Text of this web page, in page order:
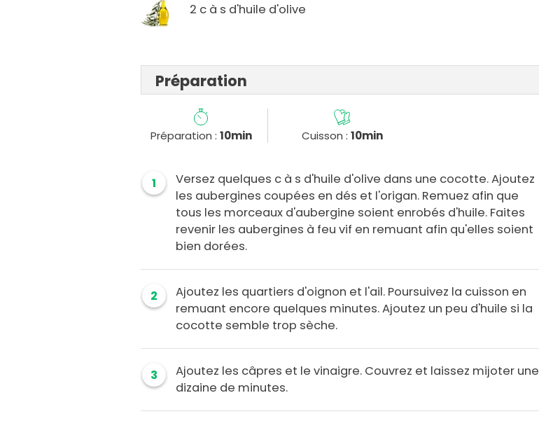
2 c à s d'huile d'olive
Préparation
Préparation : 10min Cuisson :10min
1
Versez quelques c à s d'huile d'olive dans une cocotte. Ajoutez
les aubergines coupées en dés et l'origan. Remuez afin que
tous les morceaux d'aubergine soient enrobés d'huile. Faites
revenir les aubergines à feu vif en remuant afin qu'elles soient
bien dorées.
2
Ajoutez les quartiers d'oignon et l'ail. Poursuivez la cuisson en
remuant encore quelques minutes. Ajoutez un peu d'huile si la
cocotte semble trop sèche.
3
Ajoutez les câpres et le vinaigre. Couvrez et laissez mijoter une
dizaine de minutes.